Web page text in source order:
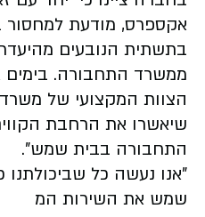
אקספרס, מודעת למחסור
בתשתית הנובעים
ממשרד התחבורה.
הצוות המקצועי של
שיאשרו את הרחבת
התחבורה בבית שמש".
"אנו נעשה כל שביכולתנו
שמש את השירות המ